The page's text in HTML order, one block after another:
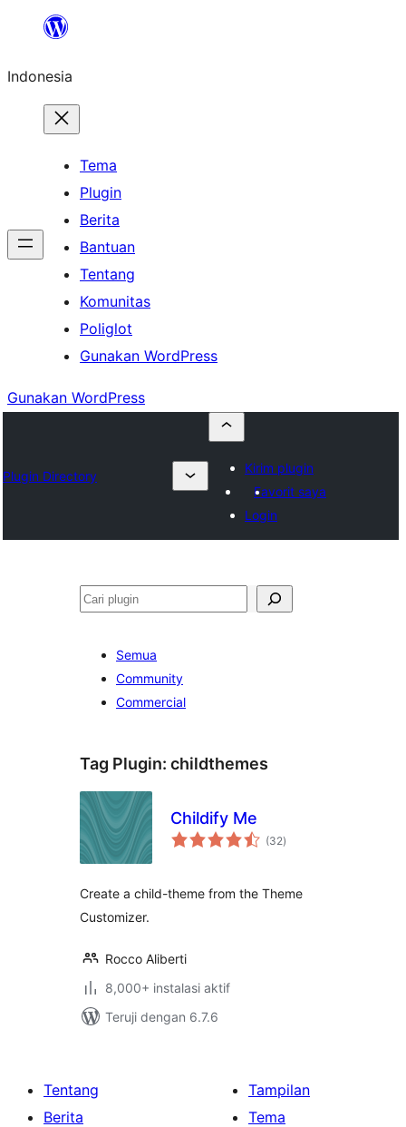
Lewati
konten
Indonesia
Tema
Plugin
Berita
Bantuan
Tentang
Komunitas
Poliglot
Gunakan WordPress
Gunakan WordPress
Plugin Directory
Kirim plugin
Favorit saya
Login
Cari
Semua
Community
Commercial
Tag Plugin: childthemes
Childify Me
(32total
rating
)
Create a child-theme from the Theme
Customizer.
Rocco Aliberti
8,000+ instalasi aktif
Teruji dengan 6.7.6
Tentang
Berita
Tampilan
Tema